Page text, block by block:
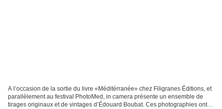
A l’occasion de la sortie du livre «Méditérranée» chez Filigranes Éditions, et
parallèlement au festival PhotoMed, in camera présente un ensemble de
tirages originaux et de vintages d’Édouard Boubat. Ces photographies ont